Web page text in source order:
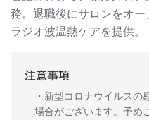
務。退職後にサロンをオ
ラジオ波温熱ケアを提供。
注意事項
・新型コロナウイルスの
場合がございます。予め